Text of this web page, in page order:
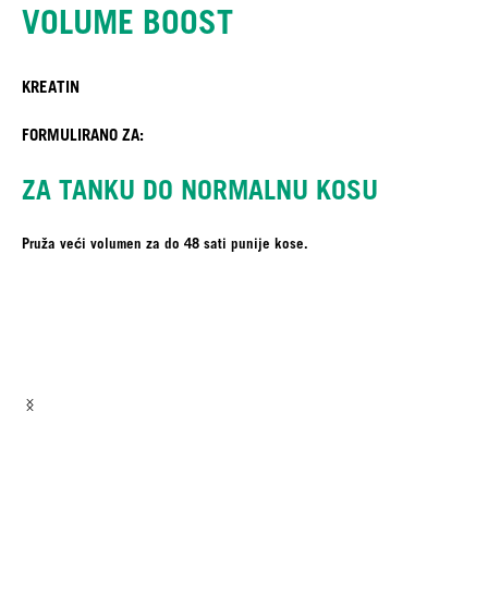
VOLUME BOOST
KREATIN
FORMULIRANO ZA:
ZA TANKU DO NORMALNU KOSU
Pruža veći volumen za do 48 sati punije kose.